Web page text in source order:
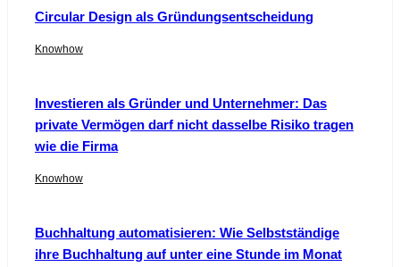
Circular Design als Gründungsentscheidung
Knowhow
Investieren als Gründer und Unternehmer: Das
private Vermögen darf nicht dasselbe Risiko tragen
wie die Firma
Knowhow
Buchhaltung automatisieren: Wie Selbstständige
ihre Buchhaltung auf unter eine Stunde im Monat